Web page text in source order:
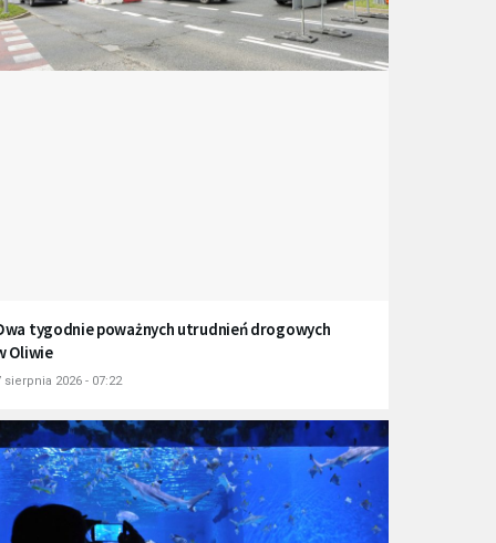
tygodnie poważnych utrudnień drogowych
Oliwie
sierpnia 2026 - 07:22